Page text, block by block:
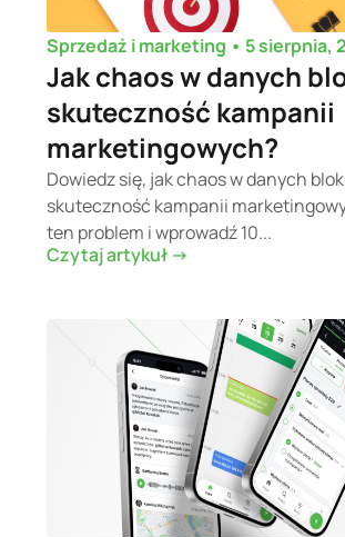
Sprzedaż i marketing • 5 sierpnia,
Jak chaos w danych
skuteczność kampanii
marketingowych?
Dowiedz się, jak chaos w danych
skuteczność kampanii
ten problem i wprowadź 10...
Czytaj artykuł ->